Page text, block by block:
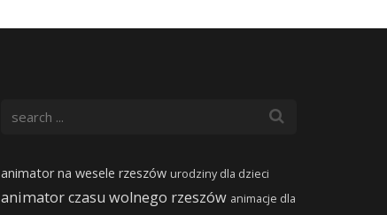
animator na wesele rzeszów urodziny dla dzieci
animator czasu wolnego rzeszów animacje dla